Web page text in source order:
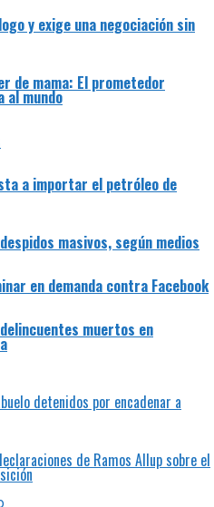
y exige una negociación sin
de mama: El prometedor
al mundo
a importar el petróleo de
masivos, según medios
en demanda contra Facebook
muertos en
detenidos por encadenar a
de Ramos Allup sobre el